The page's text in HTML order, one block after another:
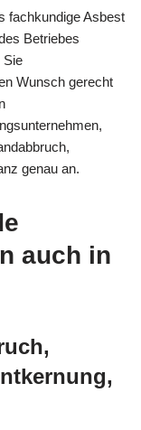
fachkundige Asbest
Betriebes
Sie
Wunsch gerecht
genau an.
auch in